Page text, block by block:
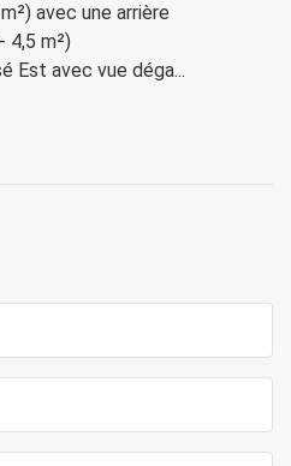
avec une arrière
m²)
Est avec vue déga...